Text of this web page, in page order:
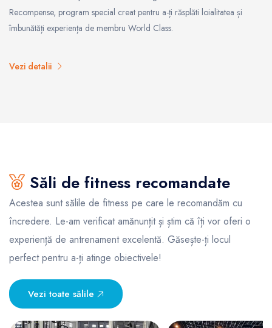
Recompense, program special creat pentru a-ți răsplăti loialitatea și
îmbunătăți experiența de membru World Class.
Vezi detalii
Săli de fitness recomandate
Acestea sunt sălile de fitness pe care le recomandăm cu
încredere. Le-am verificat amănunțit și știm că îți vor oferi o
experiență de antrenament excelentă. Găsește-ți locul
perfect pentru a-ți atinge obiectivele!
Vezi toate sălile